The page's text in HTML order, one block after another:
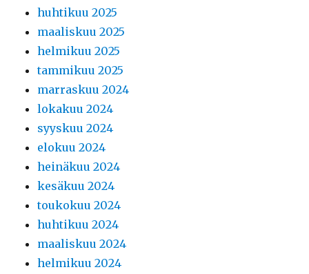
huhtikuu 2025
maaliskuu 2025
helmikuu 2025
tammikuu 2025
marraskuu 2024
lokakuu 2024
syyskuu 2024
elokuu 2024
heinäkuu 2024
kesäkuu 2024
toukokuu 2024
huhtikuu 2024
maaliskuu 2024
helmikuu 2024